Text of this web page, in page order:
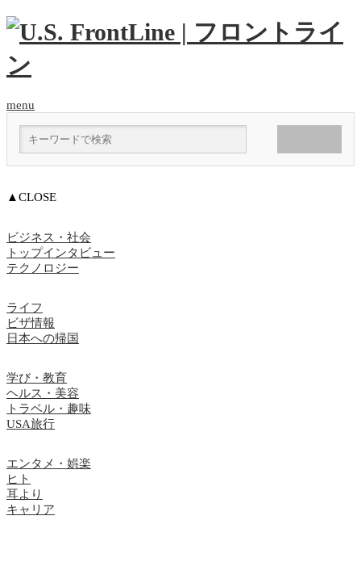
menu
▲CLOSE
ビジネス・社会
トップインタビュー
テクノロジー
ライフ
ビザ情報
日本への帰国
学び・教育
ヘルス・美容
トラベル・趣味
USA旅行
エンタメ・娯楽
ヒト
耳より
キャリア